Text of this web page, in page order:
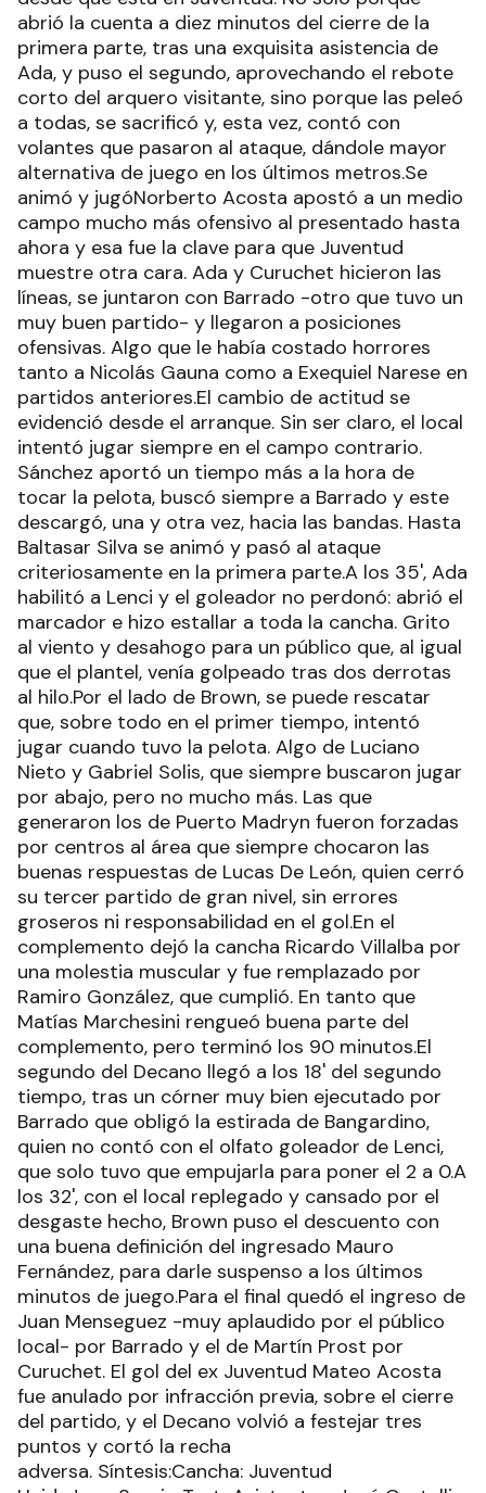
abrió la cuenta a diez minutos del cierre de la
primera parte, tras una exquisita asistencia de
Ada, y puso el segundo, aprovechando el rebote
corto del arquero visitante, sino porque las peleó
a todas, se sacrificó y, esta vez, contó con
volantes que pasaron al ataque, dándole mayor
alternativa de juego en los últimos metros.Se
animó y jugóNorberto Acosta apostó a un medio
campo mucho más ofensivo al presentado hasta
ahora y esa fue la clave para que Juventud
muestre otra cara. Ada y Curuchet hicieron las
líneas, se juntaron con Barrado -otro que tuvo un
muy buen partido- y llegaron a posiciones
ofensivas. Algo que le había costado horrores
tanto a Nicolás Gauna como a Exequiel Narese en
partidos anteriores.El cambio de actitud se
evidenció desde el arranque. Sin ser claro, el local
intentó jugar siempre en el campo contrario.
Sánchez aportó un tiempo más a la hora de
tocar la pelota, buscó siempre a Barrado y este
descargó, una y otra vez, hacia las bandas. Hasta
Baltasar Silva se animó y pasó al ataque
criteriosamente en la primera parte.A los 35', Ada
habilitó a Lenci y el goleador no perdonó: abrió el
marcador e hizo estallar a toda la cancha. Grito
al viento y desahogo para un público que, al igual
que el plantel, venía golpeado tras dos derrotas
al hilo.Por el lado de Brown, se puede rescatar
que, sobre todo en el primer tiempo, intentó
jugar cuando tuvo la pelota. Algo de Luciano
Nieto y Gabriel Solis, que siempre buscaron jugar
por abajo, pero no mucho más. Las que
generaron los de Puerto Madryn fueron forzadas
por centros al área que siempre chocaron las
buenas respuestas de Lucas De León, quien cerró
su tercer partido de gran nivel, sin errores
groseros ni responsabilidad en el gol.En el
complemento dejó la cancha Ricardo Villalba por
una molestia muscular y fue remplazado por
Ramiro González, que cumplió. En tanto que
Matías Marchesini rengueó buena parte del
complemento, pero terminó los 90 minutos.El
segundo del Decano llegó a los 18' del segundo
tiempo, tras un córner muy bien ejecutado por
Barrado que obligó la estirada de Bangardino,
quien no contó con el olfato goleador de Lenci,
que solo tuvo que empujarla para poner el 2 a 0.A
los 32', con el local replegado y cansado por el
desgaste hecho, Brown puso el descuento con
una buena definición del ingresado Mauro
Fernández, para darle suspenso a los últimos
minutos de juego.Para el final quedó el ingreso de
Juan Menseguez -muy aplaudido por el público
local- por Barrado y el de Martín Prost por
Curuchet. El gol del ex Juventud Mateo Acosta
fue anulado por infracción previa, sobre el cierre
del partido, y el Decano volvió a festejar tres
puntos y cortó la recha
adversa. Síntesis:Cancha: Juventud